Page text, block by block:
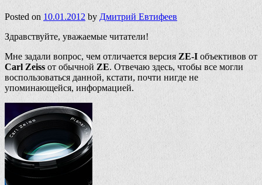
Posted on 10.01.2012 by Дмитрий Евтифеев
Здравствуйте, уважаемые читатели!
Мне задали вопрос, чем отличается версия ZE-I объективов от
Carl Zeiss от обычной ZE. Отвечаю здесь, чтобы все могли
воспользоваться данной, кстати, почти нигде не
упоминающейся, информацией.